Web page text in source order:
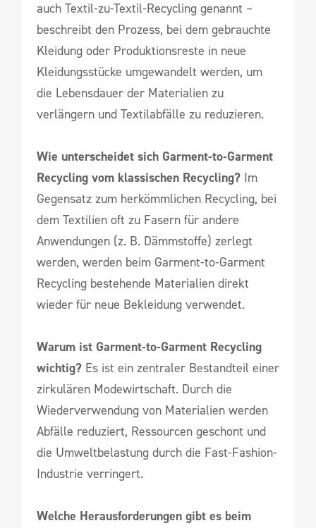
auch Textil-zu-Textil-Recycling genannt –
beschreibt den Prozess, bei dem gebrauchte
Kleidung oder Produktionsreste in neue
Kleidungsstücke umgewandelt werden, um
die Lebensdauer der Materialien zu
verlängern und Textilabfälle zu reduzieren.
Wie unterscheidet sich Garment-to-Garment
Recycling vom klassischen Recycling? Im
Gegensatz zum herkömmlichen Recycling, bei
dem Textilien oft zu Fasern für andere
Anwendungen (z. B. Dämmstoffe) zerlegt
werden, werden beim Garment-to-Garment
Recycling bestehende Materialien direkt
wieder für neue Bekleidung verwendet.
Warum ist Garment-to-Garment Recycling
wichtig? Es ist ein zentraler Bestandteil einer
zirkulären Modewirtschaft. Durch die
Wiederverwendung von Materialien werden
Abfälle reduziert, Ressourcen geschont und
die Umweltbelastung durch die Fast-Fashion-
Industrie verringert.
Welche Herausforderungen gibt es beim